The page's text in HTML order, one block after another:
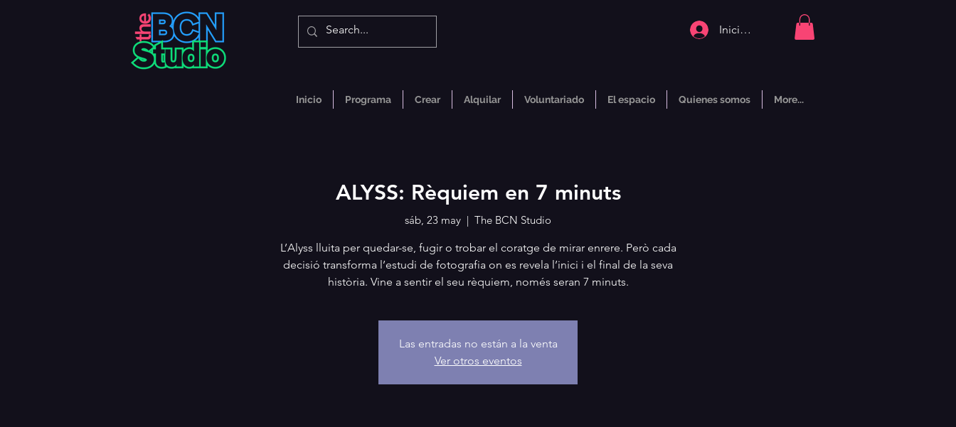
Iniciar sesión
Inicio Programa Crear Alquilar Voluntariado El espacio Quienes somos More...
ALYSS: Rèquiem en 7 minuts
sáb, 23 may
  |
The BCN Studio
L’Alyss lluita per quedar-se, fugir o trobar el coratge de mirar enrere. Però cada
decisió transforma l’estudi de fotografia on es revela l’inici i el final de la seva
història. Vine a sentir el seu rèquiem, només seran 7 minuts.
Las entradas no están a la venta
Ver otros eventos